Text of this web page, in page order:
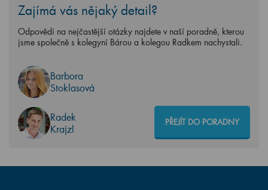
Zajímá vás nějaký detail?
Odpovědi na nejčastější otázky najdete v naší poradně, kterou
jsme společně s kolegyní Bárou a kolegou Radkem nachystali.
Barbora
Stoklasová
Radek
Krajzl
PŘEJÍT DO PORADNY